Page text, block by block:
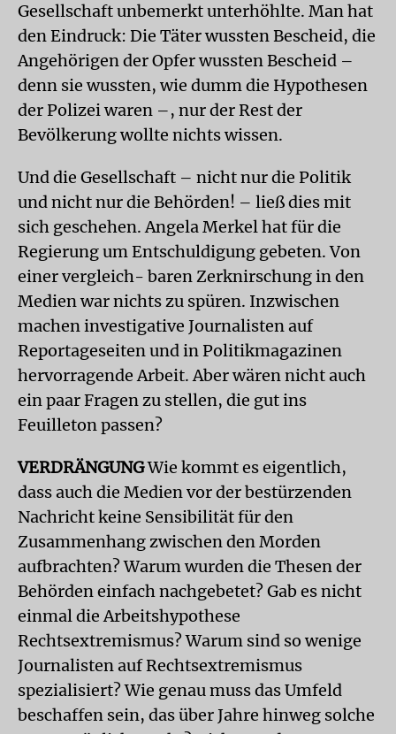
Gesellschaft unbemerkt unterhöhlte. Man hat
den Eindruck: Die Täter wussten Bescheid, die
Angehörigen der Opfer wussten Bescheid –
denn sie wussten, wie dumm die Hypothesen
der Polizei waren –, nur der Rest der
Bevölkerung wollte nichts wissen.
Und die Gesellschaft – nicht nur die Politik
und nicht nur die Behörden! – ließ dies mit
sich geschehen. Angela Merkel hat für die
Regierung um Entschuldigung gebeten. Von
einer vergleich- baren Zerknirschung in den
Medien war nichts zu spüren. Inzwischen
machen investigative Journalisten auf
Reportageseiten und in Politikmagazinen
hervorragende Arbeit. Aber wären nicht auch
ein paar Fragen zu stellen, die gut ins
Feuilleton passen?
VERDRÄNGUNGWie kommt es eigentlich,
dass auch die Medien vor der bestürzenden
Nachricht keine Sensibilität für den
Zusammenhang zwischen den Morden
aufbrachten? Warum wurden die Thesen der
Behörden einfach nachgebetet? Gab es nicht
einmal die Arbeitshypothese
Rechtsextremismus? Warum sind so wenige
Journalisten auf Rechtsextremismus
spezialisiert? Wie genau muss das Umfeld
beschaffen sein, das über Jahre hinweg solche